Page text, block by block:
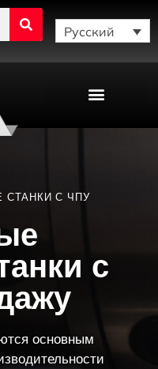
Русский
СТАНКИ С ЧПУ
с
основным